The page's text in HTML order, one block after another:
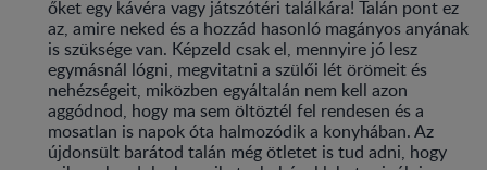
őket egy kávéra vagy játszótéri találkára! Talán pont ez
az, amire neked és a hozzád hasonló magányos anyának
is szüksége van. Képzeld csak el, mennyire jó lesz
egymásnál lógni, megvitatni a szülői lét örömeit és
nehézségeit, miközben egyáltalán nem kell azon
aggódnod, hogy ma sem öltöztél fel rendesen és a
mosatlan is napok óta halmozódik a konyhában. Az
újdonsült barátod talán még ötletet is tud adni, hogy